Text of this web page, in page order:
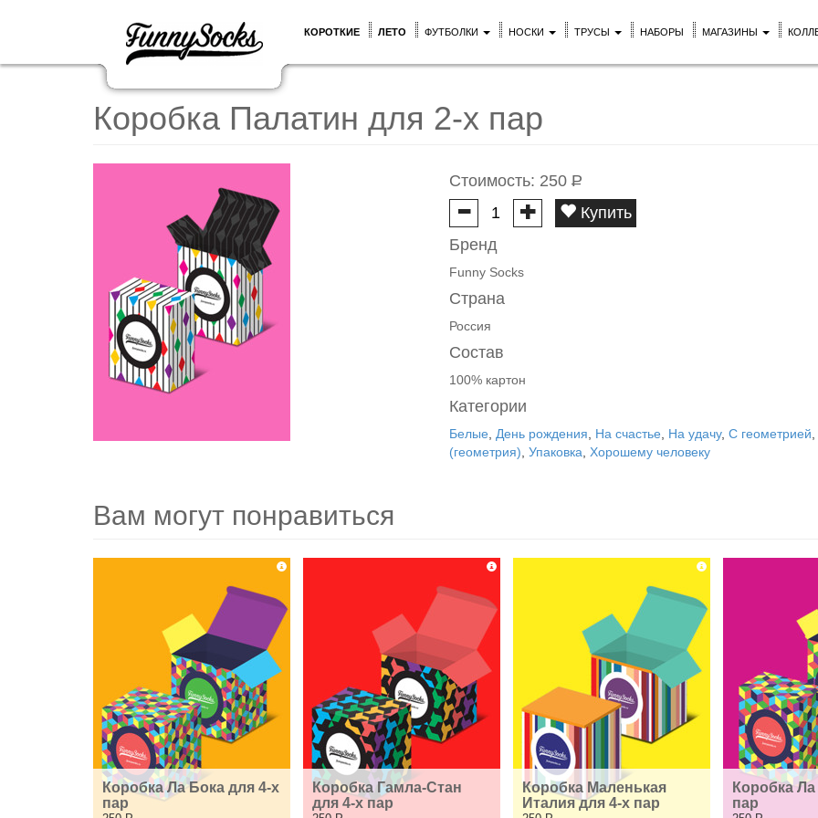
КОРОТКИЕ ЛЕТО ФУТБОЛКИ НОСКИ ТРУСЫ НАБОРЫ МАГАЗИНЫ
Коробка Палатин для 2-х пар
Стоимость: 250 Р
Купить
Бренд
Funny Socks
Страна
Россия
Состав
100% картон
Категории
Белые День рождения На счастье На удачу, С геометрией
(геометрия) Упаковка Хорошему человеку
Вам могут понравиться
Коробка Ла Бока для 4-х
пар
Коробка Гамла-Стан
для 4-х пар
Коробка Маленькая
Италия для 4-х пар
Коробка
пар